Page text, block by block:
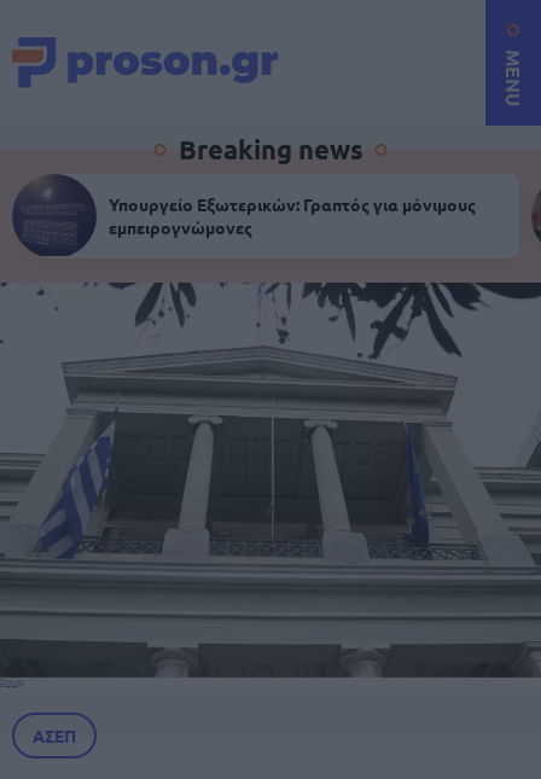
MENU
Breaking news
Υπουργείο Εξωτερικών: Γραπτός για μόνιμους
εμπειρογνώμονες
ΑΣΕΠ